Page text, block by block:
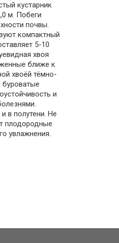
кустарник
м. Побеги
почвы.
компактный
5-10
хвоя
ближе к
хвоёй тёмно-
буроватые
и
в полутени. Не
плодородные
увлажнения.